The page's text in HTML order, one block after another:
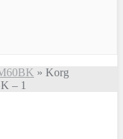
» Korg
– 1